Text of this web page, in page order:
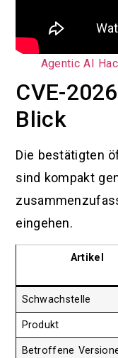
Agentic AI
CVE-
Blick
Die bestätigten
sind kompakt
eingehen.
Artikel
Schwachstelle
Produkt
Betroffene